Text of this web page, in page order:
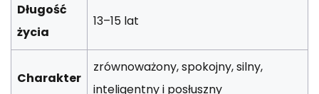
Długość
życia
13–15 lat
Charakter
zrównoważony, spokojny, silny,
inteligentny i posłuszny